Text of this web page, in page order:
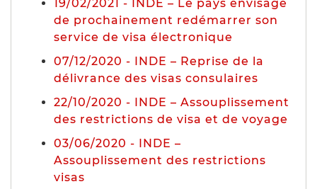
19/02/2021 - INDE – Le pays envisage
de prochainement redémarrer son
service de visa électronique
07/12/2020 - INDE – Reprise de la
délivrance des visas consulaires
22/10/2020 - INDE – Assouplissement
des restrictions de visa et de voyage
03/06/2020 - INDE –
Assouplissement des restrictions
visas